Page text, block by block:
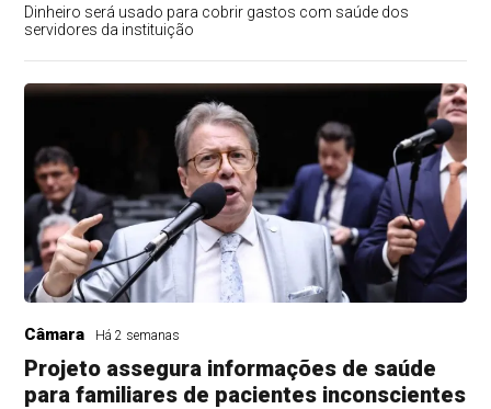
Dinheiro será usado para cobrir gastos com saúde dos
servidores da instituição
Câmara Há 2 semanas
Projeto assegura informações de saúde
para familiares de pacientes inconscientes